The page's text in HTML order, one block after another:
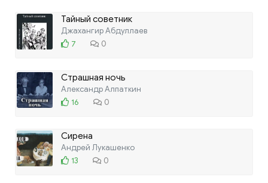
Тайный советник
Джахангир Абдуллаев
7
0
Страшная ночь
Александр Алпаткин
16
0
Сирена
Андрей Лукашенко
13
0